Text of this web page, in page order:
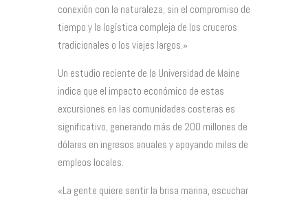
conexión con la naturaleza, sin el compromiso de
tiempo y la logística compleja de los cruceros
tradicionales o los viajes largos.»
Un estudio reciente de la Universidad de Maine
indica que el impacto económico de estas
excursiones en las comunidades costeras es
significativo, generando más de 200 millones de
dólares en ingresos anuales y apoyando miles de
empleos locales.
«La gente quiere sentir la brisa marina, escuchar